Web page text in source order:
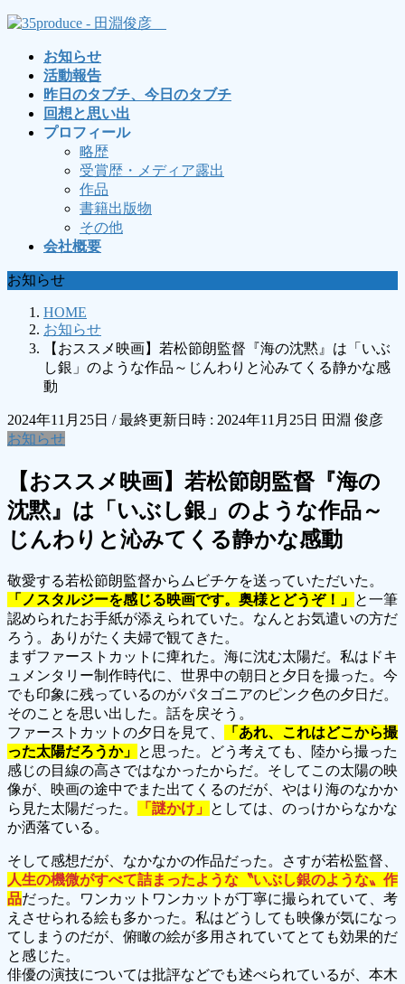
コ
ナ
お知らせ
活動報告
昨日のタブチ、今日のタブチ
回想と思い出
プロフィール
略歴
受賞歴・メディア露出
作品
書籍出版物
その他
会社概要
お知らせ
HOME
お知らせ
【おススメ映画】若松節朗監督『海の沈黙』は「いぶ
し銀」のような作品～じんわりと沁みてくる静かな感
動
2024年11月25日 / 最終更新日時 : 2024年11月25日 田淵 俊彦
お知らせ
【おススメ映画】若松節朗監督『海の
沈黙』は「いぶし銀」のような作品～
じんわりと沁みてくる静かな感動
敬愛する若松節朗監督からムビチケを送っていただいた。
「ノスタルジーを感じる映画です。奥様とどうぞ！」 と一筆
認められたお手紙が添えられていた。なんとお気遣いの方だ
ろう。ありがたく夫婦で観てきた。
まずファーストカットに痺れた。海に沈む太陽だ。私はドキ
ュメンタリー制作時代に、世界中の朝日と夕日を撮った。今
でも印象に残っているのがパタゴニアのピンク色の夕日だ。
そのことを思い出した。話を戻そう。
ファーストカットの夕日を見て、
「あれ、これはどこから撮
った太陽だろうか」 と思った。どう考えても、陸から撮った
感じの目線の高さではなかったからだ。そしてこの太陽の映
像が、映画の途中でまた出てくるのだが、やはり海のなかか
ら見た太陽だった。
「謎かけ」
としては、のっけからなかな
か洒落ている。
そして感想だが、なかなかの作品だった。さすが若松監督、
人生の機微がすべて詰まったような〝いぶし銀のような〟作
品だった。ワンカットワンカットが丁寧に撮られていて、考
えさせられる絵も多かった。私はどうしても映像が気になっ
てしまうのだが、俯瞰の絵が多用されていてとても効果的だ
と感じた。
俳優の演技については批評などでも述べられているが、本木